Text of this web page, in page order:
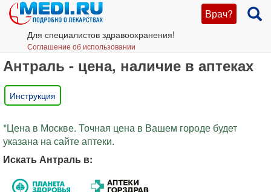
Врач?
Для специалистов здравоохранения!
Соглашение об использовании
Антраль - цена, наличие в аптеках
Инструкция
*Цена в Москве. Точная цена в Вашем городе будет
указана на сайте аптеки.
Искать Антраль в: